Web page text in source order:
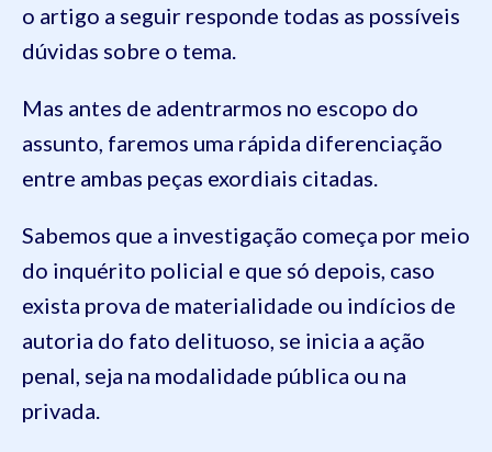
o artigo a seguir responde todas as possíveis
dúvidas sobre o tema.
Mas antes de adentrarmos no escopo do
assunto, faremos uma rápida diferenciação
entre ambas peças exordiais citadas.
Sabemos que a investigação começa por meio
do inquérito policial e que só depois, caso
exista prova de materialidade ou indícios de
autoria do fato delituoso, se inicia a ação
penal, seja na modalidade pública ou na
privada.